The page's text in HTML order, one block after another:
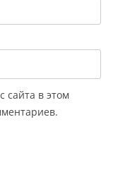
сайта в этом